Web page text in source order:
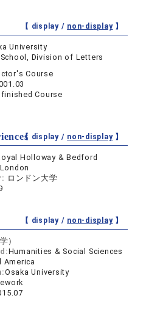
【 display / non-display】
University
Division of Letters
Course
Course
【 display / non-display】
Holloway & Bedford
ロンドン大学
【 display / non-display】
）
Humanities & Social Sciences
America
Osaka University